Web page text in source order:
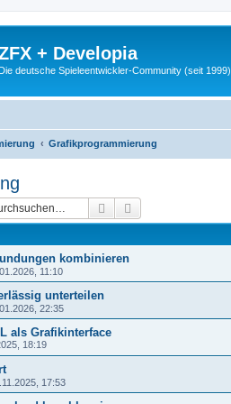
+ Developia
deutsche Spieleentwickler-Community (seit 1999).
Grafikprogrammierung
Suche
kombinieren
11:10
unterteilen
22:35
als Grafikinterface
18:19
17:53